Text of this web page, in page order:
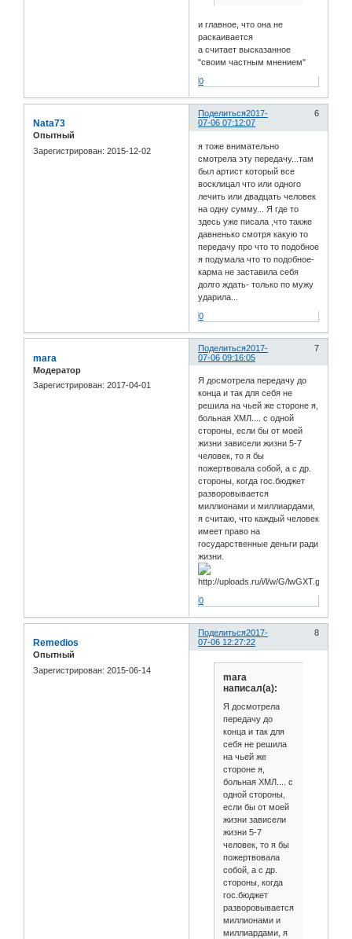
и главное, что она не
раскаивается
а считает высказанное
"своим частным мнением"
0
Поделиться 6
2017-
07-06 07:12:07
Nata73
Опытный
Зарегистрирован: 2015-12-02
я тоже внимательно
смотрела эту передачу...там
был артист который все
восклицал что или одного
лечить или двадцать человек
на одну сумму... Я где то
здесь уже писала ,что также
давненько смотря какую то
передачу про что то подобное
я подумала что то подобное-
карма не заставила себя
долго ждать- только по мужу
ударила...
0
Поделиться 7
2017-
07-06 09:16:05
mara
Модератор
Зарегистрирован: 2017-04-01
Я досмотрела передачу до
конца и так для себя не
решила на чьей же стороне я,
больная ХМЛ.... с одной
стороны, если бы от моей
жизни зависели жизни 5-7
человек, то я бы
пожертвовала собой, а с др.
стороны, когда гос.бюджет
разворовывается
миллионами и миллиардами,
я считаю, что каждый человек
имеет право на
государственные деньги ради
жизни.
0
Поделиться 8
2017-
07-06 12:27:22
Remedios
Опытный
Зарегистрирован: 2015-06-14
mara
написал(а):
Я досмотрела
передачу до
конца и так для
себя не решила
на чьей же
стороне я,
больная ХМЛ.... с
одной стороны,
если бы от моей
жизни зависели
жизни 5-7
человек, то я бы
пожертвовала
собой, а с др.
стороны, когда
гос.бюджет
разворовывается
миллионами и
миллиардами, я